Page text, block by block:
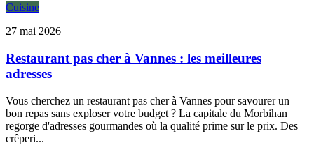
Cuisine
27 mai 2026
Restaurant pas cher à Vannes : les meilleures
adresses
Vous cherchez un restaurant pas cher à Vannes pour savourer un
bon repas sans exploser votre budget ? La capitale du Morbihan
regorge d'adresses gourmandes où la qualité prime sur le prix. Des
crêperi...